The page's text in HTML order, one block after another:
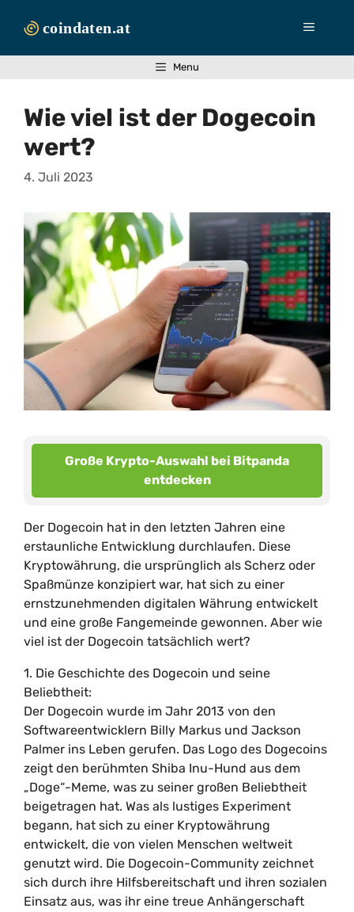
Inhalt
Menü
Menu
Wie viel ist der Dogecoin
wert?
4. Juli 2023
Große Krypto-Auswahl bei Bitpanda
entdecken
Der Dogecoin hat in den letzten Jahren eine
erstaunliche Entwicklung durchlaufen. Diese
Kryptowährung, die ursprünglich als Scherz oder
Spaßmünze konzipiert war, hat sich zu einer
ernstzunehmenden digitalen Währung entwickelt
und eine große Fangemeinde gewonnen. Aber wie
viel ist der Dogecoin tatsächlich wert?
1. Die Geschichte des Dogecoin und seine
Beliebtheit:
Der Dogecoin wurde im Jahr 2013 von den
Softwareentwicklern Billy Markus und Jackson
Palmer ins Leben gerufen. Das Logo des Dogecoins
zeigt den berühmten Shiba Inu-Hund aus dem
„Doge“-Meme, was zu seiner großen Beliebtheit
beigetragen hat. Was als lustiges Experiment
begann, hat sich zu einer Kryptowährung
entwickelt, die von vielen Menschen weltweit
genutzt wird. Die Dogecoin-Community zeichnet
sich durch ihre Hilfsbereitschaft und ihren sozialen
Einsatz aus, was ihr eine treue Anhängerschaft